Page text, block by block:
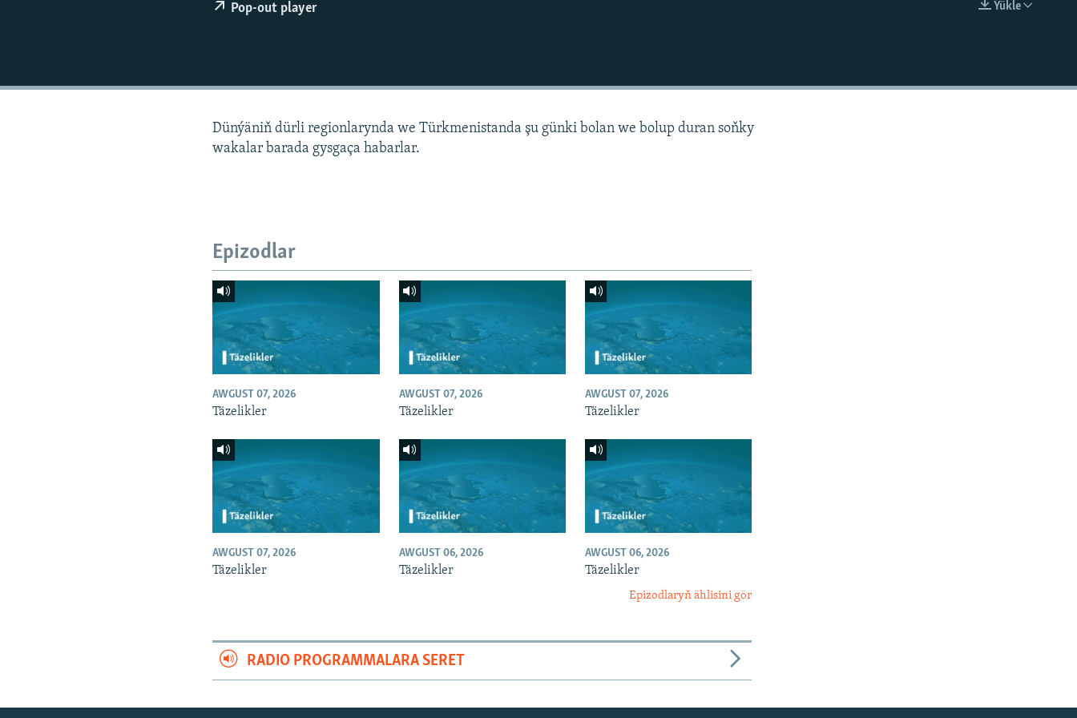
Ýükle
Pop-out player
Dünýäniň dürli regionlarynda we Türkmenistanda şu günki bolan we bolup duran soňky
wakalar barada gysgaça habarlar.
Epizodlar
AWGUST 07, 2026
Täzelikler
AWGUST 07, 2026
Täzelikler
AWGUST 07, 2026
Täzelikler
AWGUST 07, 2026
Täzelikler
AWGUST 06, 2026
Täzelikler
AWGUST 06, 2026
Täzelikler
Epizodlaryň ählisini gör
RADIO PROGRAMMALARA SERET